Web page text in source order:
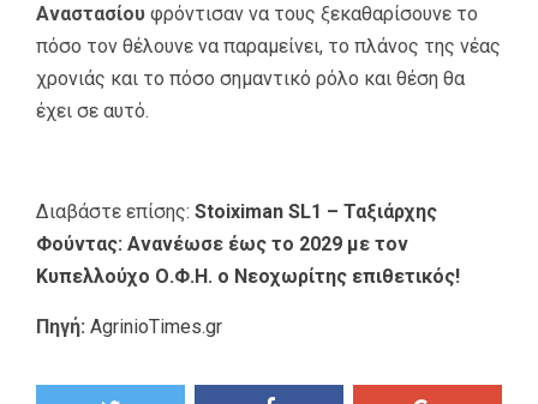
Αναστασίου φρόντισαν να τους ξεκαθαρίσουνε το
πόσο τον θέλουνε να παραμείνει, το πλάνος της νέας
χρονιάς και το πόσο σημαντικό ρόλο και θέση θα
έχει σε αυτό.
Διαβάστε επίσης: Stoiximan SL1 – Ταξιάρχης
Φούντας: Ανανέωσε έως το 2029 με τον
Κυπελλούχο Ο.Φ.Η. ο Νεοχωρίτης επιθετικός!
Πηγή: AgrinioTimes.gr